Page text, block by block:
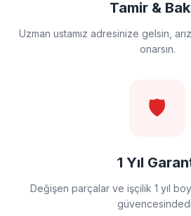
Tamir &
Uzman ustamız adresinize gelsin,
onarsın.
🛡️
1 Yıl
Değişen parçalar ve işçilik 1 yıl